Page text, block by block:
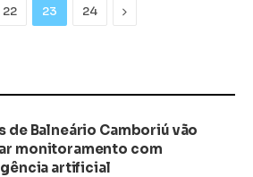
22 23 24 Next
de Balneário Camboriú vão
monitoramento com
artificial